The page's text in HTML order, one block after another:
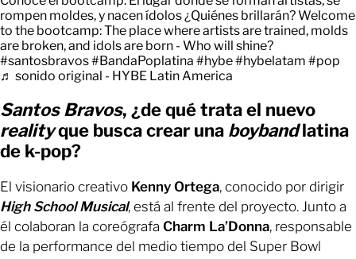
rompen moldes, y nacen ídolos ¿Quiénes brillarán? Welcome
to the bootcamp: The place where artists are trained, molds
are broken, and idols are born - Who will shine?
#santosbravos#BandaPoplatina #hybe#hybelatam #pop
♬ sonido original - HYBE Latin America
Santos Bravos, ¿de qué trata el nuevo
realityque busca crear una boybandlatina
de k-pop?
El visionario creativo Kenny Ortega, conocido por dirigir
High School Musical, está al frente del proyecto. Junto a
él colaboran la coreógrafa Charm La’Donna, responsable
de la performance del medio tiempo del Super Bowl